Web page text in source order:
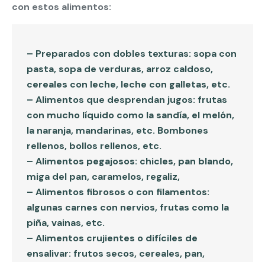
con estos alimentos:
– Preparados con dobles texturas: sopa con
pasta, sopa de verduras, arroz caldoso,
cereales con leche, leche con galletas, etc.
– Alimentos que desprendan jugos: frutas
con mucho líquido como la sandía, el melón,
la naranja, mandarinas, etc. Bombones
rellenos, bollos rellenos, etc.
– Alimentos pegajosos: chicles, pan blando,
miga del pan, caramelos, regaliz,
– Alimentos fibrosos o con filamentos:
algunas carnes con nervios, frutas como la
piña, vainas, etc.
– Alimentos crujientes o difíciles de
ensalivar: frutos secos, cereales, pan,